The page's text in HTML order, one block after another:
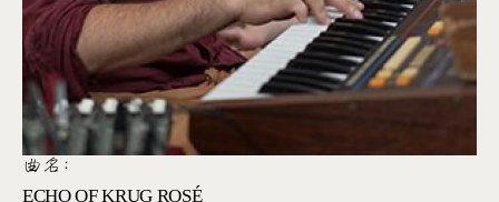
曲名:
ECHO OF KRUG ROSÉ